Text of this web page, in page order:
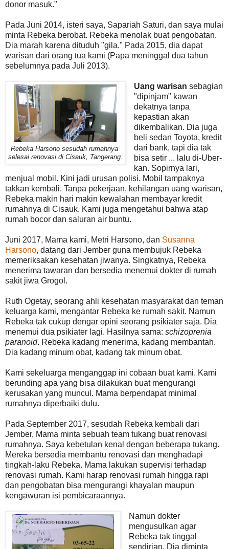
donor masuk."
Pada Juni 2014, isteri saya, Sapariah Saturi, dan saya mulai
minta Rebeka berobat. Rebeka menolak buat pengobatan.
Dia marah karena dituduh "gila." Pada 2015, dia dapat
warisan dari orang tua kami (Papa meninggal dua tahun
sebelumnya pada Juli 2013).
Rebeka Harsono sesudah rumahnya
selesai renovasi di Cisauk, Tangerang
Uang warisan sebagian
"dipinjam" kawan
dekatnya tanpa
kepastian akan
dikembalikan. Dia juga
beli sedan Toyota, kredit
dari bank, tapi dia tak
bisa setir ... lalu di-Uber-
kan. Sopirnya lari,
menjual mobil. Kini jadi urusan polisi. Mobil tampaknya
takkan kembali. Tanpa pekerjaan, kehilangan uang warisan,
Rebeka makin hari makin kewalahan membayar kredit
rumahnya di Cisauk. Kami juga mengetahui bahwa atap
rumah bocor dan saluran air buntu.
Juni 2017, Mama kami, Metri Harsono, dan Susanna
Harsono, datang dari Jember guna membujuk Rebeka
memeriksakan kesehatan jiwanya. Singkatnya, Rebeka
menerima tawaran dan bersedia menemui dokter di rumah
sakit jiwa Grogol.
Ruth Ogetay, seorang ahli kesehatan masyarakat dan teman
keluarga kami, mengantar Rebeka ke rumah sakit. Namun
Rebeka tak cukup dengar opini seorang psikiater saja. Dia
menemui dua psikiater lagi. Hasilnya sama: schizoprenia
paranoid. Rebeka kadang menerima, kadang membantah.
Dia kadang minum obat, kadang tak minum obat.
Kami sekeluarga menganggap ini cobaan buat kami. Kami
berunding apa yang bisa dilakukan buat mengurangi
kerusakan yang muncul. Mama berpendapat minimal
rumahnya diperbaiki dulu.
Pada September 2017, sesudah Rebeka kembali dari
Jember, Mama minta sebuah team tukang buat renovasi
rumahnya. Saya kebetulan kenal dengan beberapa tukang.
Mereka bersedia membantu renovasi dan menghadapi
tingkah-laku Rebeka. Mama lakukan supervisi terhadap
renovasi rumah. Kami harap renovasi rumah hingga rapi
dan pengobatan bisa mengurangi khayalan maupun
kengawuran isi pembicaraannya.
Namun dokter
mengusulkan agar
Rebeka tak tinggal
sendirian. Dia diminta